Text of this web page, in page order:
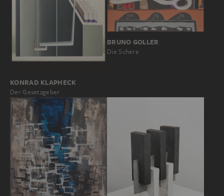
KONRAD KLAPHECK
Der Gesetzgeber
BRUNO GOLLER
Die Schere